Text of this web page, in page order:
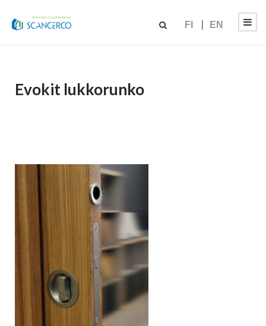
FI EN
Evokit lukkorunko